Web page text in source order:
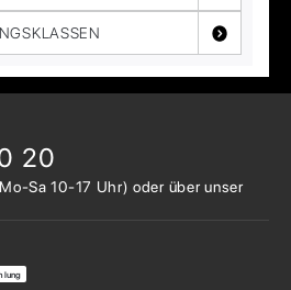
20
Sa 10-17 Uhr) oder überunser